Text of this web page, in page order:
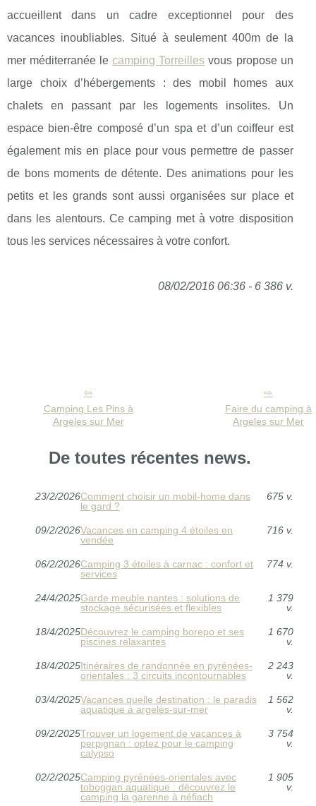
accueillent dans un cadre exceptionnel pour des
vacances inoubliables. Situé à seulement 400m de la
mer méditerranée lecamping Torreilles vous propose un
large choix d’hébergements : des mobil homes aux
chalets en passant par les logements insolites. Un
espace bien-être composé d’un spa et d’un coiffeur est
également mis en place pour vous permettre de passer
de bons moments de détente. Des animations pour les
petits et les grands sont aussi organisées sur place et
dans les alentours. Ce camping met à votre disposition
tous les services nécessaires à votre confort.
08/02/2016 06:36 - 6 386 v.
Camping Les Pins à
Argeles sur Mer
Faire du camping à
Argeles sur Mer
De toutes récentes news.
23/2/2026Comment choisir un mobil-home dans
le gard ?
675 v.
09/2/2026Vacances en camping 4 étoiles en
vendée
716 v.
06/2/2026Camping 3 étoiles à carnac : confort et
services
774 v.
24/4/2025Garde meuble nantes : solutions de
stockage sécurisées et flexibles
1 379
v.
18/4/2025Découvrez le camping borepo et ses
piscines relaxantes
1 670
v.
18/4/2025Itinéraires de randonnée en pyrénées-
orientales : 3 circuits incontournables
2 243
v.
03/4/2025Vacances quelle destination : le paradis
aquatique à argelès-sur-mer
1 562
v.
09/2/2025Trouver un logement de vacances à
perpignan : optez pour le camping
calypso
3 754
v.
02/2/2025Camping pyrénées-orientales avec
toboggan aquatique : découvrez le
camping la garenne à néfiach
1 905
v.